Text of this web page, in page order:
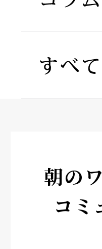
朝の
コミ